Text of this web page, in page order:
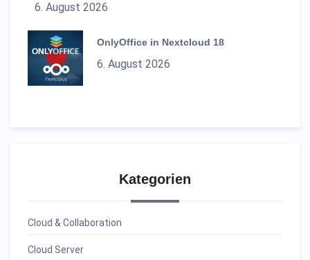
6. August 2026
OnlyOffice in Nextcloud 18
6. August 2026
Kategorien
Cloud & Collaboration
Cloud Server